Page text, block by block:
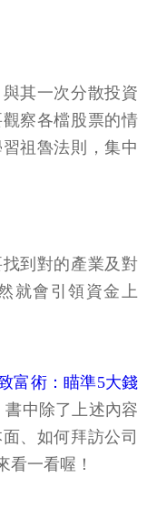
其一次分散投資
察各檔股票的情
祖魯法則，集中
到對的產業及對
就會引領資金上
富術：瞄準5大錢
書中除了上述內容
、如何拜訪公司
看一看喔！